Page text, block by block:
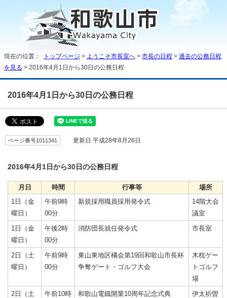
現在の位置： トップページ > ようこそ市長室へ > 市長の日程 > 過去の公務日程
を見る > 2016年4月1日から30日の公務日程
2016年4月1日から30日の公務日程
ページ番号1011341 更新日 平成28年8月26日
2016年4月1日から30日の公務日程
月日 時間 行事等
場所
1日（金
曜日）
午前9時
00分
新規採用職員採用発令式
14階大会
議室
1日（金
曜日）
午後2時
00分
消防団長就任発令式 市長室
2日（土
曜日）
午前9時
00分
東山東地区橘会第19回和歌山市長杯
争奪ゲート・ゴルフ大会
木枕ゲー
トゴルフ
場
2日（土
午前10時
和歌山電鐡開業10周年記念式典
伊太祈曽